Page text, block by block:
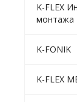
K-FLEX
монтажа
K-FONIK
K-FLEX